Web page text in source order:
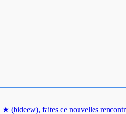
★ (bideew), faites de nouvelles